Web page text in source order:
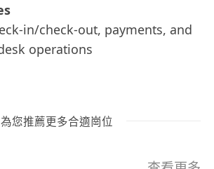
in/check-out, payments, and
operations
enquiries, requests, and
and ensure service standards
為您推薦更多合適崗位